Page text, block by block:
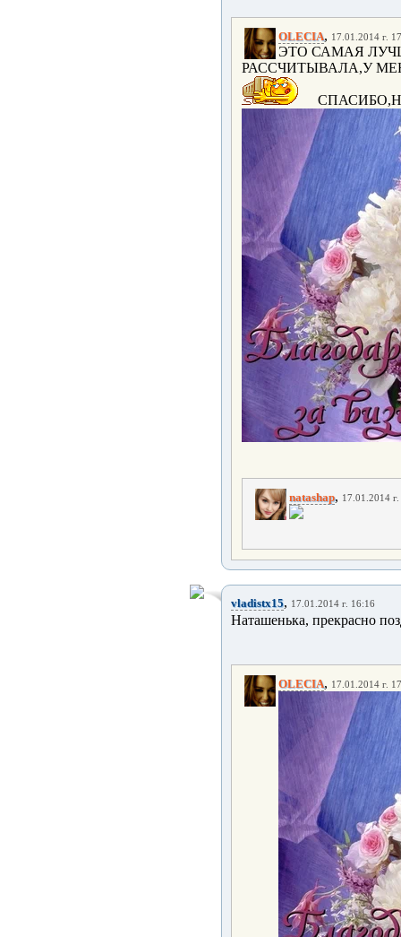
OLECIA, 17.01.2014 г.
ЭТО САМАЯ
РАССЧИТЫВАЛА,У
natashap, 17.01.2014
vladistx15, 17.01.2014 г. 16:16
Наташенька, прекрасно
OLECIA, 17.01.2014 г.